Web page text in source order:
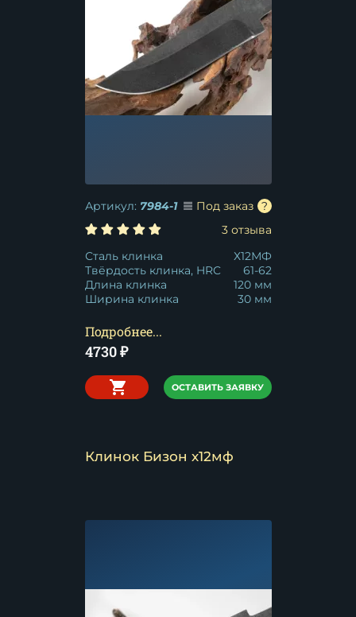
Артикул: 7984-1
Под заказ
3 отзыва
Сталь клинка
Х12МФ
Твёрдость клинка, HRC
61-62
Длина клинка
120 мм
Ширина клинка
30 мм
Подробнее...
4730₽
ОСТАВИТЬ ЗАЯВКУ
Клинок Бизон х12мф